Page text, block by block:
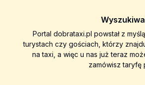
Portal dobrataxi.pl powstał z
turystach czy gościach, którzy
na taxi, a więc u nas już teraz
zamówisz taryfę